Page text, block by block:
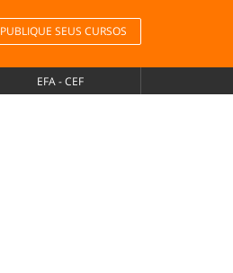
PUBLIQUE SEUS CURSOS
EFA - CEF